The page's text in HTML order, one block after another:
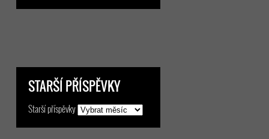
STARŠÍ PŘÍSPĚVKY
Starší příspěvky